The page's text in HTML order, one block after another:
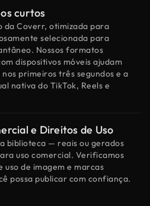
curtos
da Coverr, otimizada para
selecionada para
Nossos formatos
dispositivos móveis ajudam
primeiros três segundos e a
nativa do TikTok, Reels e
e Direitos de Uso
biblioteca — reais ou gerados
uso comercial. Verificamos
uso de imagem e marcas
possa publicar com confiança.